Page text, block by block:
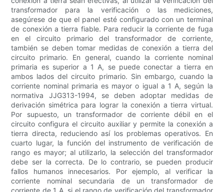
transformador para la verificación o las mediciones,
asegúrese de que el panel esté configurado con un terminal
de conexión a tierra fiable. Para reducir la corriente de fuga
en el circuito primario del transformador de corriente,
también se deben tomar medidas de conexión a tierra del
circuito primario. En general, cuando la corriente nominal
primaria es superior a 1 A, se puede conectar a tierra en
ambos lados del circuito primario. Sin embargo, cuando la
corriente nominal primaria es mayor o igual a 1 A, según la
normativa JJG313-1994, se deben adoptar medidas de
derivación simétrica para lograr la conexión a tierra virtual.
Por supuesto, un transformador de corriente débil en el
circuito configura el circuito auxiliar y permite la conexión a
tierra directa, reduciendo así los problemas operativos. En
cuarto lugar, la función del instrumento de verificación de
rango es mayor; al utilizarlo, la selección del transformador
debe ser la correcta. De lo contrario, se pueden producir
fallos humanos innecesarios. Por ejemplo, al verificar la
corriente nominal secundaria de un transformador de